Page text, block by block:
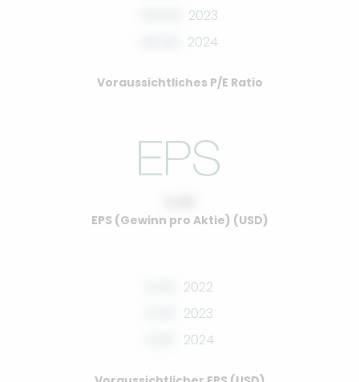
2023
2024
Voraussichtliches P/E Ratio
EPS (Gewinn pro Aktie) (USD)
2022
2023
2024